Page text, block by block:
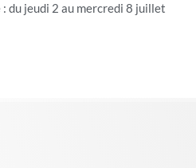
du jeudi 2 au mercredi 8 juillet